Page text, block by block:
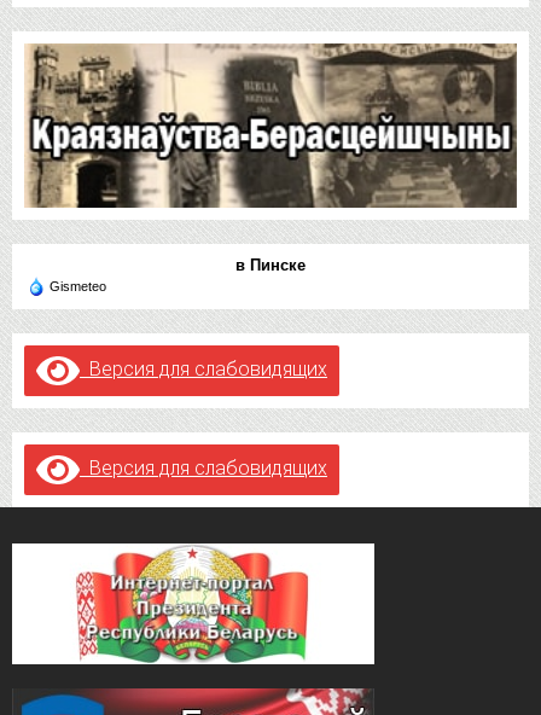
в Пинске
Gismeteo
Версия для слабовидящих
Версия для слабовидящих